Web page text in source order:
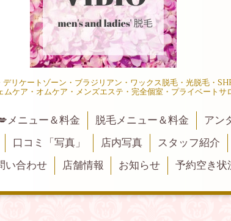
リケートゾーン・ブラジリアン・ワックス脱毛・光脱毛・
ケア・オムケア・メンズエステ・完全個室・プライベートサ
メニュー＆料金 脱毛メニュー＆料金
アン
口コミ「写真」 店内写真 スタッフ紹介
い合わせ 店舗情報 お知らせ 予約空き状